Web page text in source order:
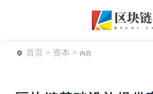
首页 > 资本 > 内容